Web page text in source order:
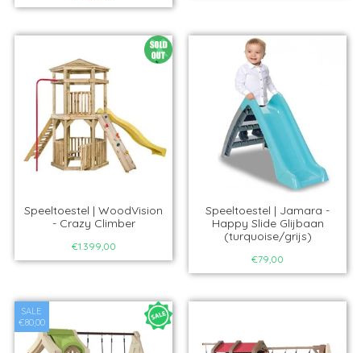
Speeltoestel | WoodVision
- Crazy Climber
€1.399,00
Speeltoestel | Jamara -
Happy Slide Glijbaan
(turquoise/grijs)
€79,00
SALE
€80,00